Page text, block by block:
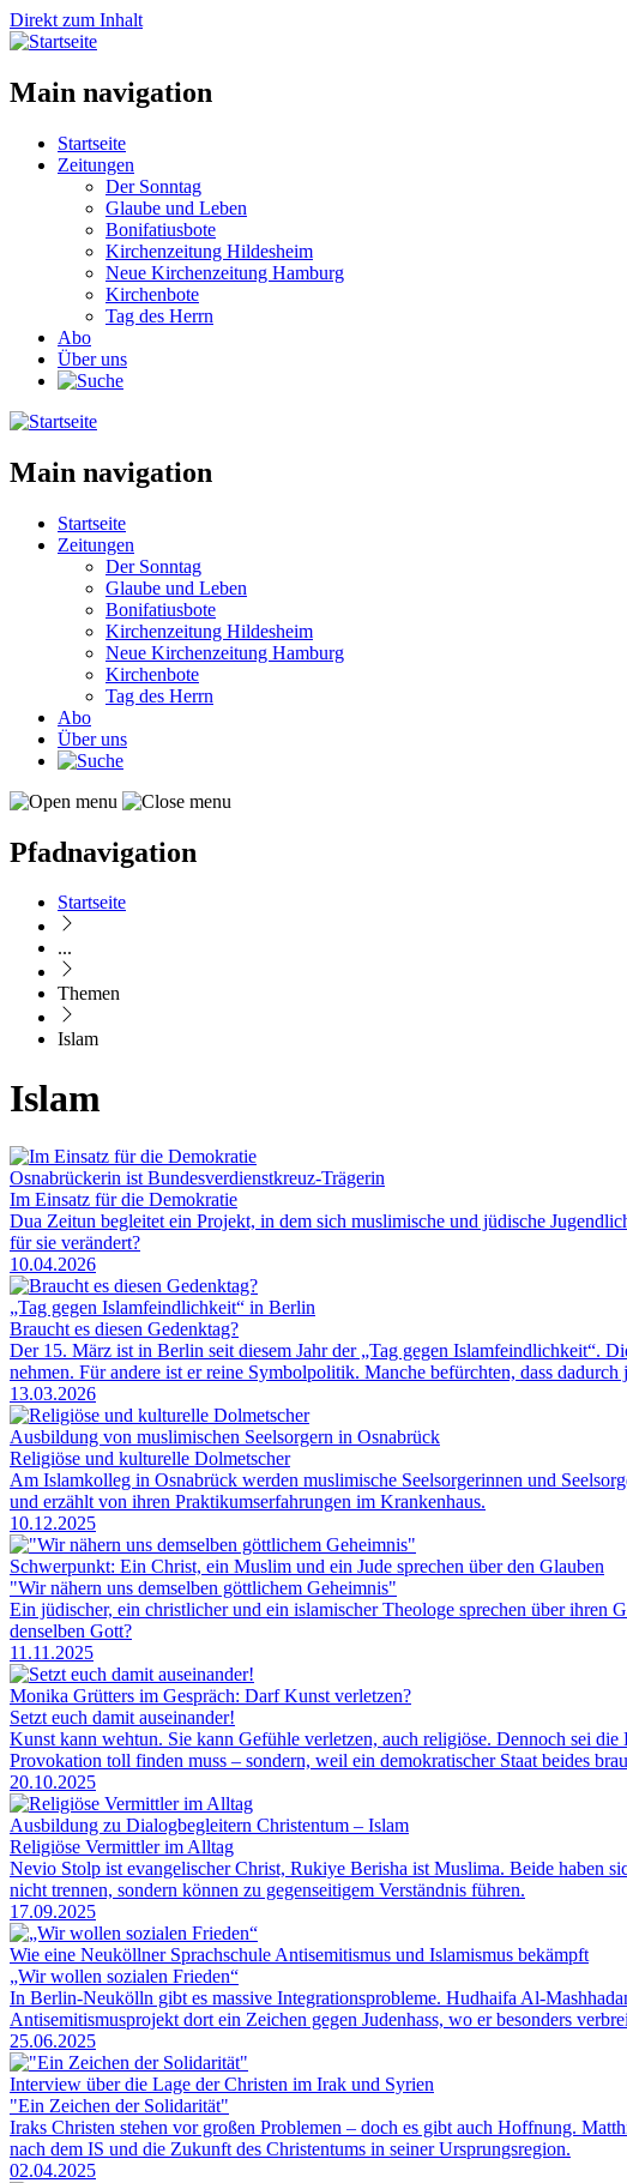
Direkt zum Inhalt
Main navigation
Startseite
Zeitungen
Der Sonntag
Glaube und Leben
Bonifatiusbote
Kirchenzeitung Hildesheim
Neue Kirchenzeitung Hamburg
Kirchenbote
Tag des Herrn
Abo
Über uns
Main navigation
Startseite
Zeitungen
Der Sonntag
Glaube und Leben
Bonifatiusbote
Kirchenzeitung Hildesheim
Neue Kirchenzeitung Hamburg
Kirchenbote
Tag des Herrn
Abo
Über uns
Pfadnavigation
Startseite
...
Themen
Islam
Islam
Osnabrückerin ist Bundesverdienstkreuz-Trägerin
Im Einsatz für die Demokratie
Dua Zeitun begleitet ein Projekt, in dem sich muslimische und jüdische
für sie verändert?
10.04.2026
„Tag gegen Islamfeindlichkeit“ in Berlin
Braucht es diesen Gedenktag?
Der 15. März ist in Berlin seit diesem Jahr der „Tag gegen Islamfeindlichkeit“.
nehmen. Für andere ist er reine Symbolpolitik. Manche befürchten, dass
13.03.2026
Ausbildung von muslimischen Seelsorgern in Osnabrück
Religiöse und kulturelle Dolmetscher
Am Islamkolleg in Osnabrück werden muslimische Seelsorgerinnen und
und erzählt von ihren Praktikumserfahrungen im Krankenhaus.
10.12.2025
Schwerpunkt: Ein Christ, ein Muslim und ein Jude sprechen über den Glauben
"Wir nähern uns demselben göttlichem Geheimnis"
Ein jüdischer, ein christlicher und ein islamischer Theologe sprechen über ihren
denselben Gott?
11.11.2025
Monika Grütters im Gespräch: Darf Kunst verletzen?
Setzt euch damit auseinander!
Kunst kann wehtun. Sie kann Gefühle verletzen, auch religiöse. Dennoch sei
Provokation toll finden muss – sondern, weil ein demokratischer Staat beides
20.10.2025
Ausbildung zu Dialogbegleitern Christentum – Islam
Religiöse Vermittler im Alltag
Nevio Stolp ist evangelischer Christ, Rukiye Berisha ist Muslima. Beide haben
nicht trennen, sondern können zu gegenseitigem Verständnis führen.
17.09.2025
Wie eine Neuköllner Sprachschule Antisemitismus und Islamismus bekämpft
„Wir wollen sozialen Frieden“
In Berlin-Neukölln gibt es massive Integrationsprobleme. Hudhaifa Al-
Antisemitismusprojekt dort ein Zeichen gegen Judenhass, wo er besonders
25.06.2025
Interview über die Lage der Christen im Irak und Syrien
"Ein Zeichen der Solidarität"
Iraks Christen stehen vor großen Problemen – doch es gibt auch Hoffnung.
nach dem IS und die Zukunft des Christentums in seiner Ursprungsregion.
02.04.2025